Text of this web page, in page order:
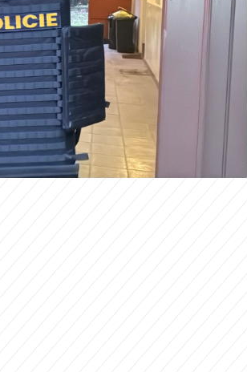
Brna vyloupit trafiku.
vydání peněz. O pár
bydlel, klepala zásahová